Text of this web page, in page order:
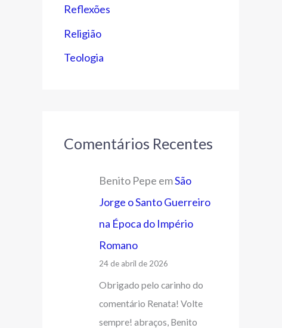
Reflexões
Religião
Teologia
Comentários Recentes
Benito Pepe emSão
Jorge o Santo Guerreiro
na Época do Império
Romano
24 de abril de 2026
Obrigado pelo carinho do
comentário Renata! Volte
sempre! abraços, Benito